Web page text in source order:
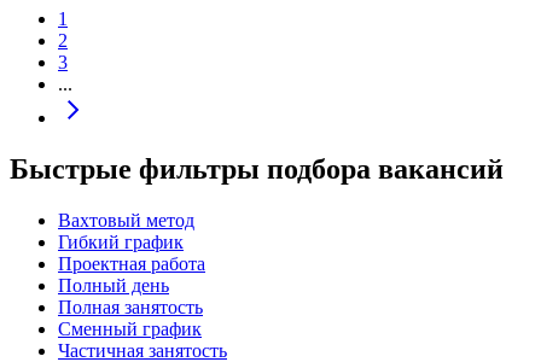
1
2
3
...
Быстрые фильтры подбора вакансий
Вахтовый метод
Гибкий график
Проектная работа
Полный день
Полная занятость
Сменный график
Частичная занятость